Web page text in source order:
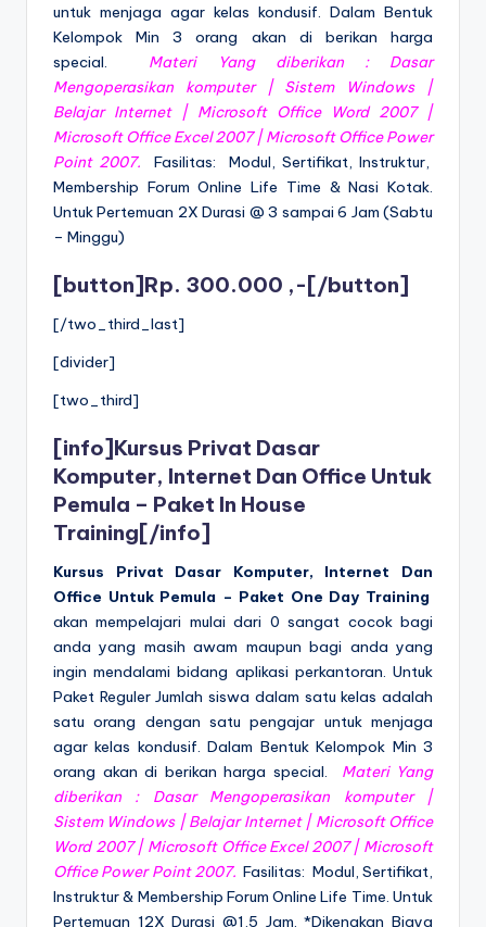
untuk menjaga agar kelas kondusif. Dalam Bentuk
Kelompok Min 3 orang akan di berikan harga
special. Materi Yang diberikan : Dasar
Mengoperasikan komputer | Sistem Windows |
Belajar Internet | Microsoft Office Word 2007 |
Microsoft Office Excel 2007 | Microsoft Office Power
Point 2007.
Fasilitas: Modul, Sertifikat, Instruktur,
Membership Forum Online Life Time & Nasi Kotak.
Untuk Pertemuan 2X Durasi @ 3 sampai 6 Jam (Sabtu
– Minggu)
[button]Rp. 300.000 ,-[/button]
[/two_third_last]
[divider]
[two_third]
[info] Kursus Privat Dasar
Komputer, Internet Dan Office Untuk
Pemula – Paket In House
Training [/info]
Kursus Privat Dasar Komputer, Internet Dan
Office Untuk Pemula – Paket One Day Training
akan mempelajari mulai dari 0 sangat cocok bagi
anda yang masih awam maupun bagi anda yang
ingin mendalami bidang aplikasi perkantoran. Untuk
Paket Reguler Jumlah siswa dalam satu kelas adalah
satu orang dengan satu pengajar untuk menjaga
agar kelas kondusif. Dalam Bentuk Kelompok Min 3
orang akan di berikan harga special. Materi Yang
diberikan : Dasar Mengoperasikan komputer |
Sistem Windows | Belajar Internet | Microsoft Office
Word 2007 | Microsoft Office Excel 2007 | Microsoft
Office Power Point 2007. Fasilitas: Modul, Sertifikat,
Instruktur & Membership Forum Online Life Time. Untuk
Pertemuan 12X Durasi @1,5 Jam. *Dikenakan Biaya